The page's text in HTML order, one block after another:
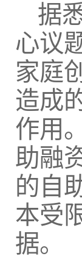
据
心议
家庭
造成
作用
助融
的自
本受
据。